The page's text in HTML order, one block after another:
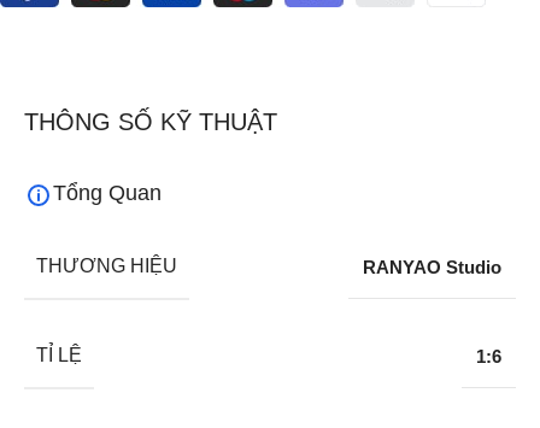
THÔNG SỐ KỸ THUẬT
Tổng Quan
THƯƠNG HIỆU RANYAO Studio
TỈ LỆ 1:6